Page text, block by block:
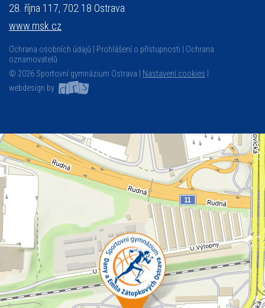
28. října 117, 702 18 Ostrava
www.msk.cz
Ochrana osobních údajů Prohlášení o přístupnosti
Ochrana
oznamovatelů
© 2026 Sportovní gymnázium Ostrava |
Nastavení cookies
webdesign by